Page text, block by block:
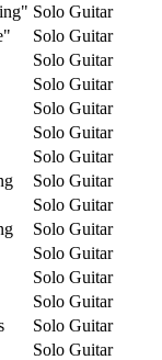
Solo Guitar
Solo Guitar
Solo Guitar
Solo Guitar
Solo Guitar
Solo Guitar
Solo Guitar
Solo Guitar
Solo Guitar
Solo Guitar
Solo Guitar
Solo Guitar
Solo Guitar
Solo Guitar
Solo Guitar